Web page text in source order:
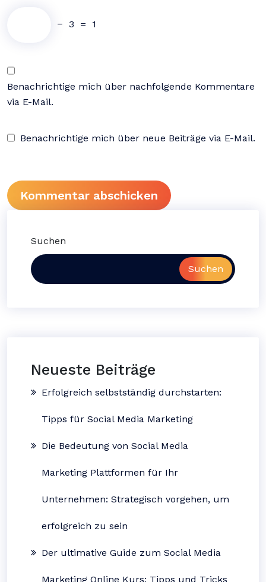
− 3 = 1
Benachrichtige mich über nachfolgende Kommentare
via E-Mail.
Benachrichtige mich über neue Beiträge via E-Mail.
Suchen
Suchen
Neueste Beiträge
Erfolgreich selbstständig durchstarten:
Tipps für Social Media Marketing
Die Bedeutung von Social Media
Marketing Plattformen für Ihr
Unternehmen: Strategisch vorgehen, um
erfolgreich zu sein
Der ultimative Guide zum Social Media
Marketing Online Kurs: Tipps und Tricks